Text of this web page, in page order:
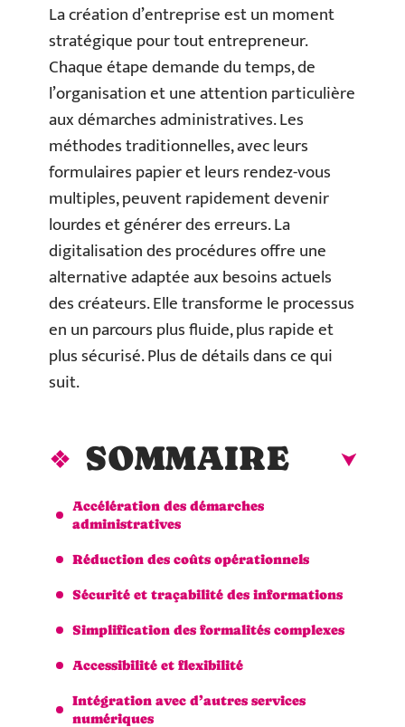
La création d’entreprise est un moment
stratégique pour tout entrepreneur.
Chaque étape demande du temps, de
l’organisation et une attention particulière
aux démarches administratives. Les
méthodes traditionnelles, avec leurs
formulaires papier et leurs rendez-vous
multiples, peuvent rapidement devenir
lourdes et générer des erreurs. La
digitalisation des procédures offre une
alternative adaptée aux besoins actuels
des créateurs. Elle transforme le processus
en un parcours plus fluide, plus rapide et
plus sécurisé. Plus de détails dans ce qui
suit.
SOMMAIRE
Accélération des démarches
administratives
Réduction des coûts opérationnels
Sécurité et traçabilité des informations
Simplification des formalités complexes
Accessibilité et flexibilité
Intégration avec d’autres services
numériques